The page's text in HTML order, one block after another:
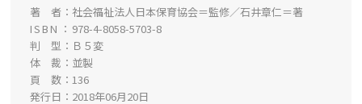
著 者
社会福祉法人日本保育協会＝監修／石井章仁＝著
ISBN
978-4-8058-5703-8
判 型
Ｂ５変
体 裁
並製
頁 数
136
発行日
2018年06月20日